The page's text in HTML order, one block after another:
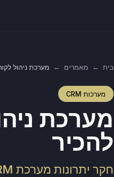
בית ← מאמרים ← מערכת ניהול
מערכות CRM
מערכת
להכיר
חקר יתרונות מערכת CRM בעידן הדיגיטלי